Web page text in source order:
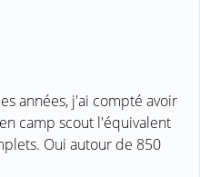
années, j'ai compté avoir
camp scout l'équivalent
Oui autour de 850